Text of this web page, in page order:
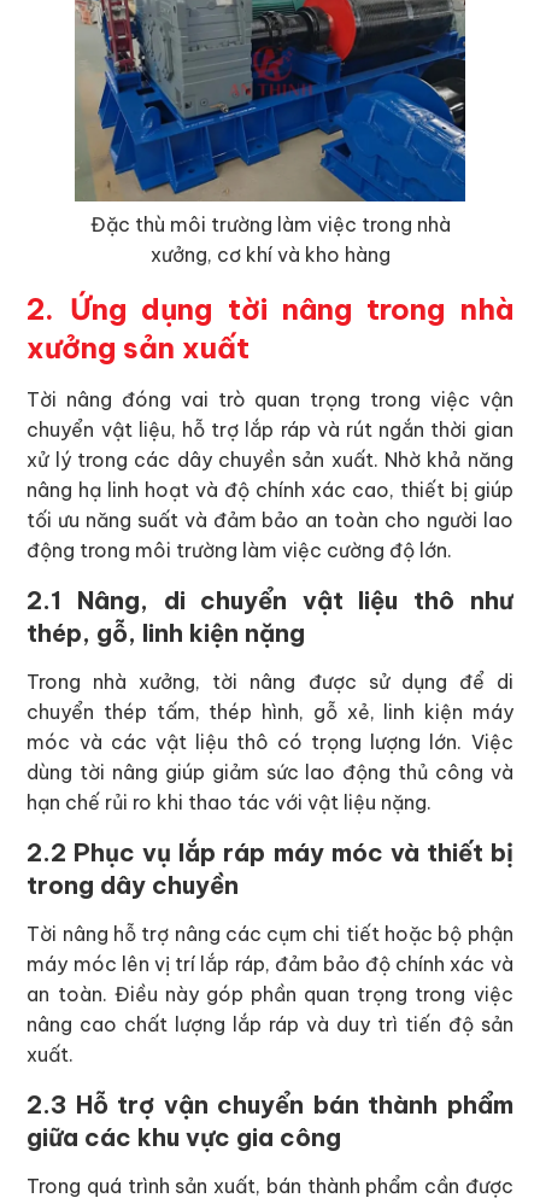
Đặc thù môi trường làm việc trong nhà
xưởng, cơ khí và kho hàng
2. Ứng dụng tời nâng trong nhà
xưởng sản xuất
Tời nâng đóng vai trò quan trọng trong việc vận
chuyển vật liệu, hỗ trợ lắp ráp và rút ngắn thời gian
xử lý trong các dây chuyền sản xuất. Nhờ khả năng
nâng hạ linh hoạt và độ chính xác cao, thiết bị giúp
tối ưu năng suất và đảm bảo an toàn cho người lao
động trong môi trường làm việc cường độ lớn.
2.1 Nâng, di chuyển vật liệu thô như
thép, gỗ, linh kiện nặng
Trong nhà xưởng, tời nâng được sử dụng để di
chuyển thép tấm, thép hình, gỗ xẻ, linh kiện máy
móc và các vật liệu thô có trọng lượng lớn. Việc
dùng tời nâng giúp giảm sức lao động thủ công và
hạn chế rủi ro khi thao tác với vật liệu nặng.
2.2 Phục vụ lắp ráp máy móc và thiết bị
trong dây chuyền
Tời nâng hỗ trợ nâng các cụm chi tiết hoặc bộ phận
máy móc lên vị trí lắp ráp, đảm bảo độ chính xác và
an toàn. Điều này góp phần quan trọng trong việc
nâng cao chất lượng lắp ráp và duy trì tiến độ sản
xuất.
2.3 Hỗ trợ vận chuyển bán thành phẩm
giữa các khu vực gia công
Trong quá trình sản xuất, bán thành phẩm cần được